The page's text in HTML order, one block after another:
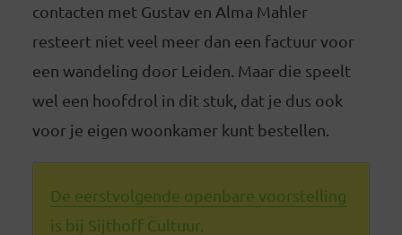
contacten met Gustav en Alma Mahler
resteert niet veel meer dan een factuur voor
een wandeling door Leiden. Maar die speelt
wel een hoofdrol in dit stuk, dat je dus ook
voor je eigen woonkamer kunt bestellen.
De eerstvolgende openbare voorstelling
is bij Sijthoff Cultuur.